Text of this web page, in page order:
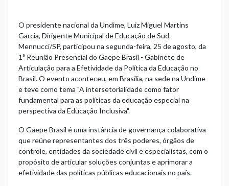
O presidente nacional da Undime, Luiz Miguel Martins
Garcia, Dirigente Municipal de Educação de Sud
Mennucci/SP, participou na segunda-feira, 25 de agosto, da
1ª Reunião Presencial do Gaepe Brasil - Gabinete de
Articulação para a Efetividade da Política da Educação no
Brasil. O evento aconteceu, em Brasília, na sede na Undime
e teve como tema "A intersetorialidade como fator
fundamental para as políticas da educação especial na
perspectiva da Educação Inclusiva".
O Gaepe Brasil é uma instância de governança colaborativa
que reúne representantes dos três poderes, órgãos de
controle, entidades da sociedade civil e especialistas, com o
propósito de articular soluções conjuntas e aprimorar a
efetividade das políticas públicas educacionais no país.